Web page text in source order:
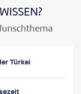
Türkei